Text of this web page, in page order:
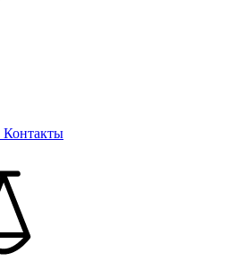
Контакты